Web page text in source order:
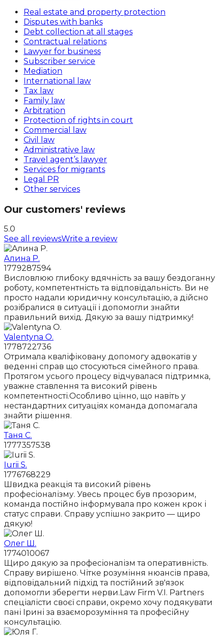
Real estate and property protection
Disputes with banks
Debt collection at all stages
Contractual relations
Lawyer for business
Subscriber service
Mediation
International law
Tax law
Family law
Arbitration
Protection of rights in court
Commercial law
Civil law
Administrative law
Travel agent’s lawyer
Services for migrants
Legal PR
Other services
Our customers' reviews
5.0
See all reviewsWrite a review
Алина Р.
1779287594
Висловлюю глибоку вдячність за вашу бездоганну
роботу, компетентність та відповідальність. Ви не
просто надали юридичну консультацію, а дійсно
розібралися в ситуації і допомогли знайти
правильний вихід. Дякую за вашу підтримку!
Valentyna O.
1778722736
Отримала кваліфіковану допомогу адвокатів у
веденні справ що стосуються сімейного права.
Протягом усього процесу відчувалася підтримка,
уважне ставлення та високий рівень
компетентності.Особливо цінно, що навіть у
нестандартних ситуаціях команда допомагала
знайти рішення.
Таня С.
1777357538
Iurii S.
1776768229
Швидка реакція та високий рівень
професіоналізму. Увесь процес був прозорим,
команда постійно інформувала про кожен крок і
статус справи. Справу успішно закрито — щиро
дякую!
Олег Ш.
1774010067
Щиро дякую за професіоналізм та оперативність.
Справу вирішено. Чітке розуміння нюансів права,
відповідальний підхід та постійний зв'язок
допомогли зберегти нерви.Law Firm V.I. Partners
спеціалісти своєї справи, окремо хочу подякувати
пані Ірині за взаєморозуміння та професійну
консультацію.